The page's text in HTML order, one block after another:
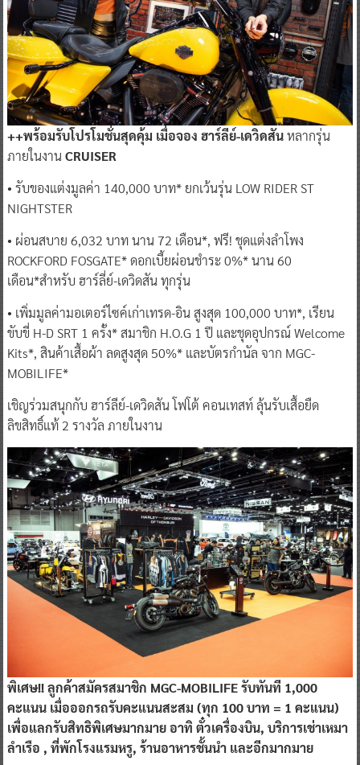
++พร้อมรับโปรโมชั่นสุดคุ้ม เมื่อจอง ฮาร์ลีย์-เดวิดสันหลากรุ่น
ภายในงานCRUISER
• รับของแต่งมูลค่า 140,000 บาท* ยกเว้นรุ่น LOW RIDER ST
NIGHTSTER
• ผ่อนสบาย 6,032 บาท นาน 72 เดือน*, ฟรี! ชุดแต่งลำโพง
ROCKFORD FOSGATE* ดอกเบี้ยผ่อนชำระ 0%* นาน 60
เดือน*สำหรับ ฮาร์ลี่ย์-เดวิดสัน ทุกรุ่น
• เพิ่มมูลค่ามอเตอร์ไซค์เก่าเทรด-อิน สูงสุด 100,000 บาท*, เรียน
ขับขี่ H-D SRT 1 ครั้ง* สมาชิก H.O.G 1 ปี และชุดอุปกรณ์ Welcome
Kits*, สินค้าเสื้อผ้า ลดสูงสุด 50%* และบัตรกำนัล จาก MGC-
MOBILIFE*
เชิญร่วมสนุกกับ ฮาร์ลีย์-เดวิดสัน โฟโต้ คอนเทสท์ ลุ้นรับเสื้อยืด
ลิขสิทธิ์แท้ 2 รางวัล ภายในงาน
พิเศษ!! ลูกค้าสมัครสมาชิก MGC-MOBILIFE รับทันที 1,000
คะแนน เมื่อออกรถรับคะแนนสะสม (ทุก 100 บาท = 1 คะแนน)
เพื่อแลกรับสิทธิพิเศษมากมาย อาทิ ตั๋วเครื่องบิน, บริการเช่าเหมา
ลำเรือ , ที่พักโรงแรมหรู, ร้านอาหารชั้นนำ และอีกมากมาย